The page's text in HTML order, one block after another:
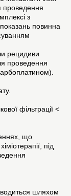
проведення
з
повинна
рецидиви
проведення
фільтрації <
що
під
шляхом